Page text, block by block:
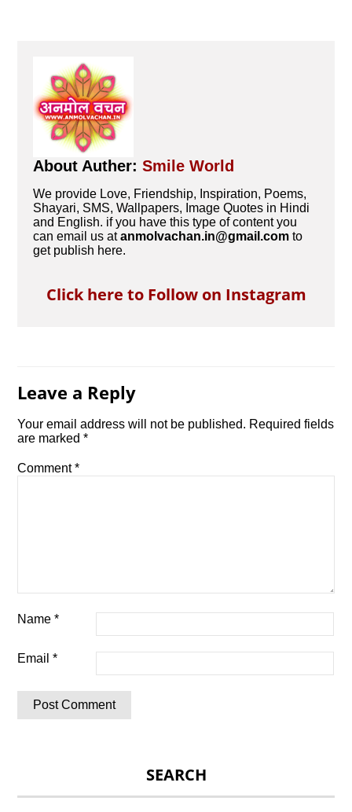
About Auther:Smile World
We provide Love, Friendship, Inspiration, Poems,
Shayari, SMS, Wallpapers, Image Quotes in Hindi
and English. if you have this type of content you
can email us atanmolvachan.in@gmail.com to
get publish here.
Click here to Follow on Instagram
Leave a Reply
Your email address will not be published. Required fields
are marked*
Comment*
Name*
Email*
SEARCH